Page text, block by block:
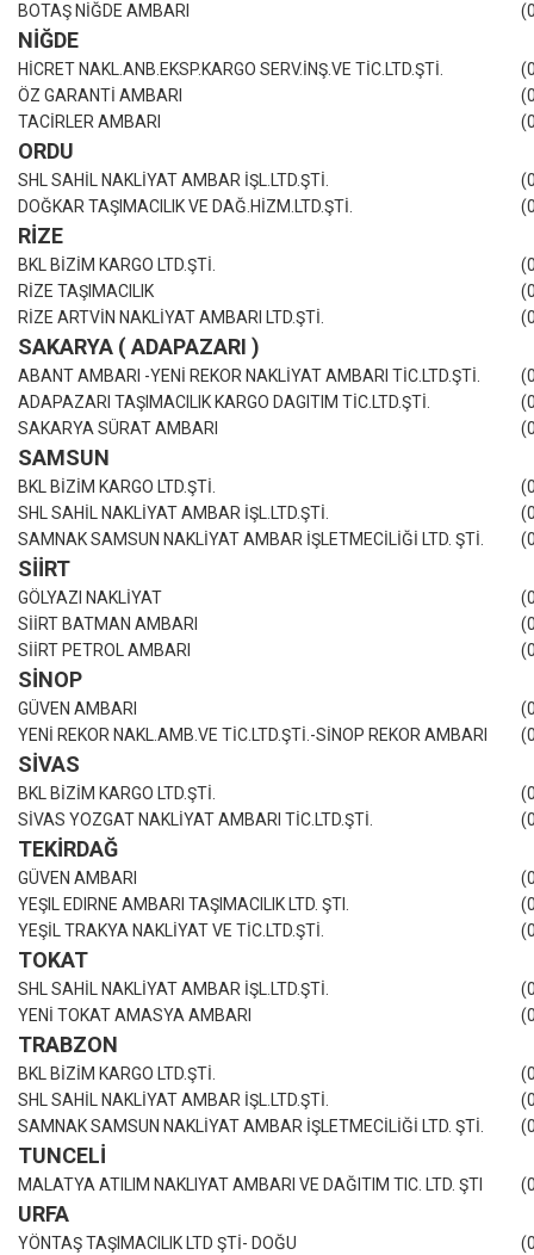
BOTAŞ NİĞDE AMBARI
NİĞDE
HİCRET NAKL.ANB.EKSP.KARGO SERV.İNŞ.VE TİC.LTD.ŞTİ.
ÖZ GARANTİ AMBARI
TACİRLER AMBARI
ORDU
SHL SAHİL NAKLİYAT AMBAR İŞL.LTD.ŞTİ.
DOĞKAR TAŞIMACILIK VE DAĞ.HİZM.LTD.ŞTİ.
RİZE
BKL BİZİM KARGO LTD.ŞTİ.
RİZE TAŞIMACILIK
RİZE ARTVİN NAKLİYAT AMBARI LTD.ŞTİ.
SAKARYA ( ADAPAZARI )
ABANT AMBARI -YENİ REKOR NAKLİYAT AMBARI TİC.LTD.ŞTİ.
ADAPAZARI TAŞIMACILIK KARGO DAGITIM TİC.LTD.ŞTİ.
SAKARYA SÜRAT AMBARI
SAMSUN
BKL BİZİM KARGO LTD.ŞTİ.
SHL SAHİL NAKLİYAT AMBAR İŞL.LTD.ŞTİ.
SAMNAK SAMSUN NAKLİYAT AMBAR İŞLETMECİLİĞİ LTD. ŞTİ.
SİİRT
GÖLYAZI NAKLİYAT
SİİRT BATMAN AMBARI
SİİRT PETROL AMBARI
SİNOP
GÜVEN AMBARI
YENİ REKOR NAKL.AMB.VE TİC.LTD.ŞTİ.-SİNOP REKOR AMBARI
SİVAS
BKL BİZİM KARGO LTD.ŞTİ.
SİVAS YOZGAT NAKLİYAT AMBARI TİC.LTD.ŞTİ.
TEKİRDAĞ
GÜVEN AMBARI
YEŞIL EDIRNE AMBARI TAŞIMACILIK LTD. ŞTI.
YEŞİL TRAKYA NAKLİYAT VE TİC.LTD.ŞTİ.
TOKAT
SHL SAHİL NAKLİYAT AMBAR İŞL.LTD.ŞTİ.
YENİ TOKAT AMASYA AMBARI
TRABZON
BKL BİZİM KARGO LTD.ŞTİ.
SHL SAHİL NAKLİYAT AMBAR İŞL.LTD.ŞTİ.
SAMNAK SAMSUN NAKLİYAT AMBAR İŞLETMECİLİĞİ LTD. ŞTİ.
TUNCELİ
MALATYA ATILIM NAKLIYAT AMBARI VE DAĞITIM TIC. LTD. ŞTI
URFA
YÖNTAŞ TAŞIMACILIK LTD ŞTİ- DOĞU